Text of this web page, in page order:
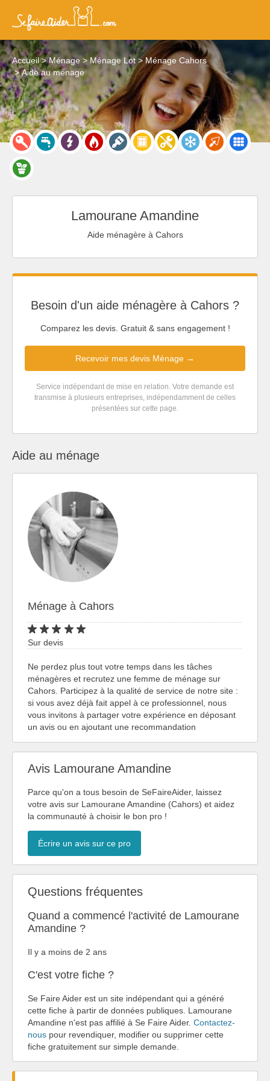
Accueil Ménage Ménage Lot
Ménage Cahors
Aide au ménage
Lamourane Amandine
Aide ménagère à Cahors
Besoin d'un aide ménagère à Cahors ?
Comparez les devis. Gratuit & sans engagement !
Recevoir mes devis Ménage →
Service indépendant de mise en relation. Votre demande est
transmise à plusieurs entreprises, indépendamment de celles
présentées sur cette page.
Aide au ménage
Ménage à Cahors
Sur devis
Ne perdez plus tout votre temps dans les tâches
ménagères et recrutez une femme de ménage sur
Cahors. Participez à la qualité de service de notre site :
si vous avez déjà fait appel à ce professionnel, nous
vous invitons à partager votre expérience en déposant
un avis ou en ajoutant une recommandation
Avis Lamourane Amandine
Parce qu'on a tous besoin de SeFaireAider, laissez
votre avis sur Lamourane Amandine (Cahors) et aidez
la communauté à choisir le bon pro !
Écrire un avis sur ce pro
Questions fréquentes
Quand a commencé l'activité de Lamourane
Amandine ?
Il y a moins de 2 ans
C'est votre fiche ?
Se Faire Aider est un site indépendant qui a généré
cette fiche à partir de données publiques. Lamourane
Amandine n'est pas affilié à Se Faire Aider. Contactez-
nous pour revendiquer, modifier ou supprimer cette
fiche gratuitement sur simple demande.